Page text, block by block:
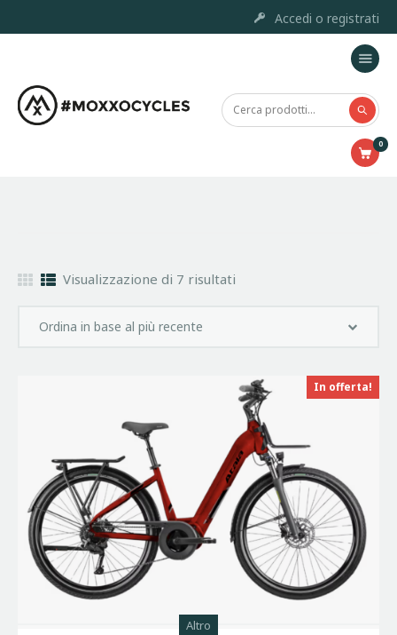
Accedi o registrati
0
Home
Moxxo Custom Project
Servizi e Riparazione
Accessori
Visualizzazione di 7 risultati
In offerta!
Altro